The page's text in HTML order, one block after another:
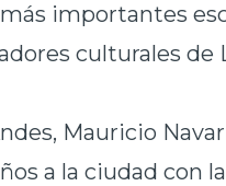
importantes
culturales de
Mauricio
a la ciudad con